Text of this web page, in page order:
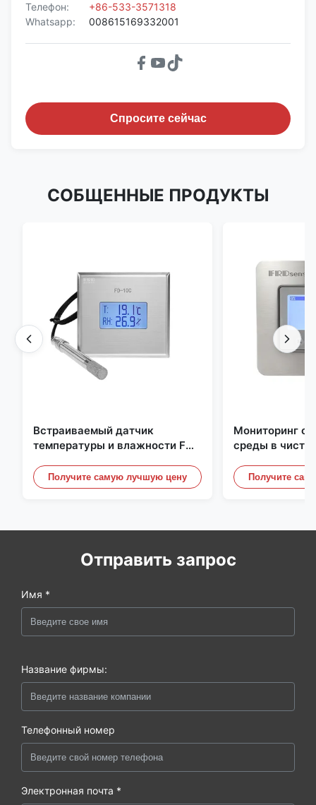
Телефон:
+86-533-3571318
Whatsapp:
008615169332001
Спросите сейчас
СОБЩЕННЫЕ ПРОДУКТЫ
Встраиваемый датчик
температуры и влажности FD-
монитор из нержавеющей
стали 316L
Получите самую лучшую цену
Мониторинг
среды в
встроенная
20mA/RS485
Получите
Отправить запрос
Имя *
Название фирмы:
Телефонный номер
Электронная почта *